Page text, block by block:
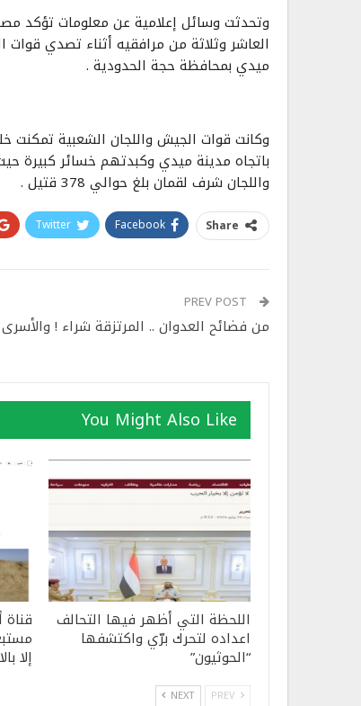
وتحدثت وسائل إعلامية عن معلومات تؤكد
العاشر وثلاثة من مرافقيه أثناء تصدي قوات
ميدي بمحافظة حجة الحدودية .
وكانت قوات الجيش واللجان الشعبية تمكنت
باتجاه مدينة ميدي وكبدتهم خسائر كبيرة
واللجان شرف لقمان بلغ حوالي 378 قتيل .
Share
Facebook
Twitter
من فضائح العدوان .. المرتزقة شراء !
You Might Also Like
اللحظة التي أظهر فيها التحالف
اعداده لتحرك برّي واكتشفها
“الحوثيون”
قناة
إلا
NEXT